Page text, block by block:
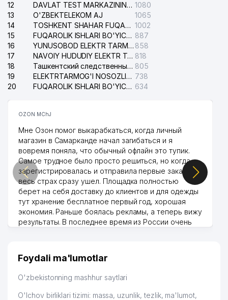
12
DAVLAT TEST MARKAZINING ISHONCH TELEFONLARI 1080
13
O'ZBEKTELEKOM AJ
1065
14
TOSHKENT SHAHAR FUQAROLIK ISHLARI BO'YICHA SUDI 1002
15
FUQAROLIK ISHLARI BO'YICHA YAKKASAROY TUMANLARARO SUDI 887
16
YUNUSOBOD ELEKTR TARMOG'I NOSOZLIKLARI XIZMATI 858
17
NAVOIY HUDUDIY ELEKTR TARMOQLARI KORXONASI AJ 818
18
Ташкентский следственный изолятор 805
19
ELEKTRTARMOG'I NOSOZLIKLARINI TO'ZATISH SERGELI XIZMATI 738
20
FUQAROLIK ISHLARI BO'YICHA UCH-TEPA TUMANI SUDI 634
OZON MChJ
Мне Озон помог выкарабкаться, когда личный
магазин в Самарканде начал загибаться и я
вовремя поняла, что обычный офлайн это тупик.
Самое трудное было просто решиться, но когда
зарегистрировалась и отправила первые заказы,
весь страх сразу ушел. Площадка полностью
берет на себя доставку до клиентов и для одежды
тут хранение бесплатное первый год, хорошая
экономия. Раньше боялась рекламы, а теперь вижу
результаты. В последнее время из России очень
дальше развиваюсь потихоньку😊
Hamida 03.08.2026 12:45:39
Foydali ma'lumotlar
O'zbekistonning mashhur saytlari
O'lchov birliklari tizimi: massa, uzunlik, tezlik, ma'lumot,